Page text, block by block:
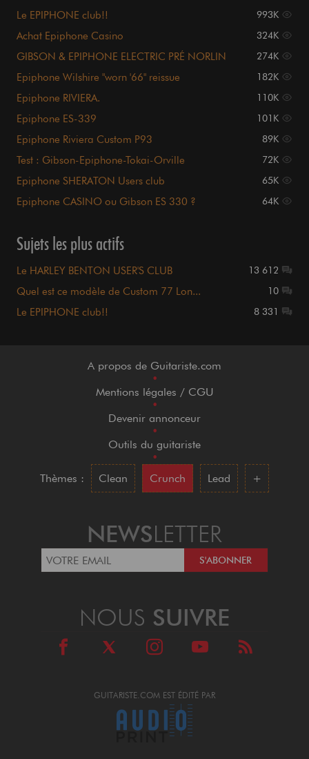
Le EPIPHONE club!! 993K
Achat Epiphone Casino 324K
GIBSON & EPIPHONE ELECTRIC PRÉ NORLIN 274K
Epiphone Wilshire "worn '66" reissue 182K
Epiphone RIVIERA. 110K
Epiphone ES-339 101K
Epiphone Riviera Custom P93 89K
Test : Gibson-Epiphone-Tokai-Orville 72K
Epiphone SHERATON Users club 65K
Epiphone CASINO ou Gibson ES 330 ? 64K
Sujets les plus actifs
Le HARLEY BENTON USER'S CLUB 13 612
Quel est ce modèle de Custom 77 Lon... 10
Le EPIPHONE club!! 8 331
A propos de Guitariste.com
•
Mentions légales / CGU
•
Devenir annonceur
•
Outils du guitariste
•
Thèmes :
Clean Crunch Lead +
NEWSLETTER
GUITARISTE.COM EST ÉDITÉ PAR
NOUS SUIVRE